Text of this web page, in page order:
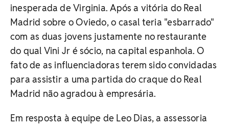
inesperada de Virginia. Após a vitória do Real
Madrid sobre o Oviedo, o casal teria "esbarrado"
com as duas jovens justamente no restaurante
do qual Vini Jr é sócio, na capital espanhola. O
fato de as influenciadoras terem sido convidadas
para assistir a uma partida do craque do Real
Madrid não agradou à empresária.
Em resposta à equipe de Leo Dias, a assessoria